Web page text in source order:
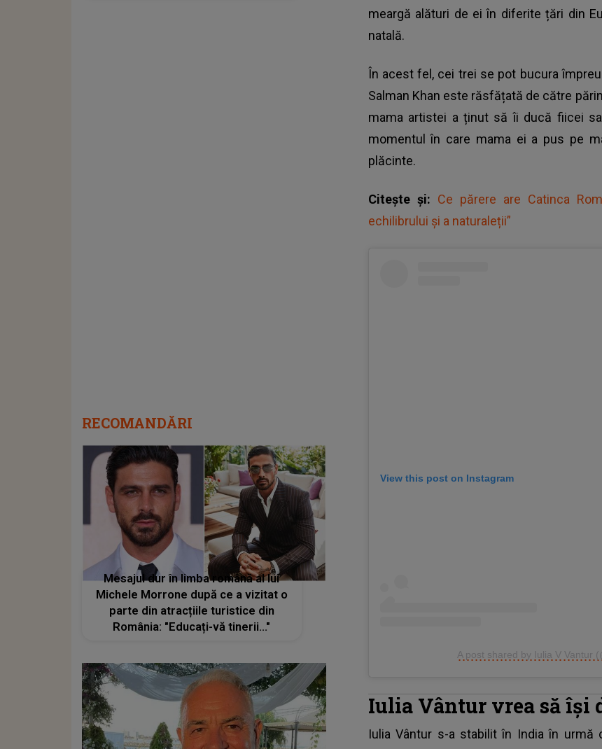
meargă alături de ei în diferite țări din
natală.
În acest fel, cei trei se pot bucura
Salman Khan este răsfățată de către
mama artistei a ținut să îi ducă fiicei
momentul în care mama ei a pus pe
plăcinte.
Citește și: Ce părere are Catinca
echilibrului și a naturaleții”
View this post on Instagram
A post shared by Iulia V Vantur
Iulia Vântur vrea să își
Iulia Vântur s-a stabilit în India în urmă
RECOMANDĂRI
Mesajul dur în limba română al lui
Michele Morrone după ce a vizitat o
parte din atracțiile turistice din
România: "Educați-vă tinerii..."